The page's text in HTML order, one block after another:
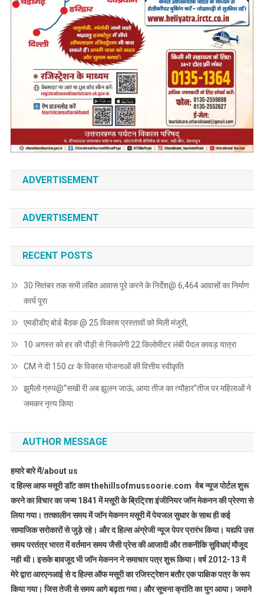
ADVERTISEMENT
ADVERTISEMENT
RECENT POSTS
30 सितंबर तक सभी लंबित आवास पूरे करने के निर्देश@ 6,464 आवासों का निर्माण
कार्य पूरा
एमडीडीए बोर्ड बैठक @ 25 विकास प्रस्तावों को मिली मंजूरी,
10 अगस्त को हर की पौड़ी से निकलेगी 22 किलोमीटर लंबी पैदल कावड़ यात्रा
CM ने दी 150 cr के विकास योजनाओं की वित्तीय स्वीकृति
झुमैलो ग्रुप@”सखी री अब झूलन जाऊं, आया तीज का त्यौहार”तीज पर महिलाओं ने
जमकर नृत्य किया
AUTHOR MESSAGE
हमारे बारे में/about us
द हिल्स आफ मसूरी डाॅट काम thehillsofmussoorie.com वेब न्यूज पोर्टल शुरू
करने का विचार का जन्म 1841 में मसूरी के ब्रिट्रिश इंजीनियर जाॅन मेकनन की प्रेरणा से
लिया गया। तत्कालीन समय में जाॅन मेकनन मसूरी में पेयजल सुधार के साथ ही कई
सामाजिक सरोकारों से जुड़े रहे। और द हिल्स अंग्रेजी न्यूज पेपर प्रारंभ किया। यद्यपि उस
समय परतंत्र भारत में वर्तमान समय जैसी प्रेस की आजादी और तकनीकि सुविधाएं मौजूद
नही थी। इसके बावजूद भी जाॅन मेकनन ने समाचार पत्र शुरू किया। वर्ष 2012-13 में
मेरे द्वारा आरएनआई से द हिल्स ऑफ मसूरी का रजिस्ट्रेशन बतौर एक पाक्षिक पत्र के रूप
किया गया। जिस तेजी से समय आगे बढ़ता गया। और सूचना क्रांति का युग आया। जमाने